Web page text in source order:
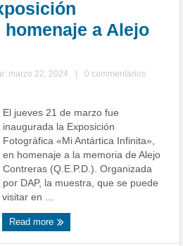
a Alejo
marzo 22, 2024
0 commentarios
El jueves 21 de marzo fue
inaugurada la Exposición
Fotográfica «Mi Antártica Infinita»,
en homenaje a la memoria de Alejo
Contreras (Q.E.P.D.). Organizada
por DAP, la muestra, que se puede
visitar en ...
Read more